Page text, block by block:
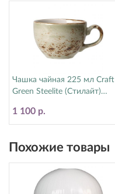
Чашка чайная 225 мл Craft
Green Steelite (Стилайт)
1 100 р.
Похожие товары